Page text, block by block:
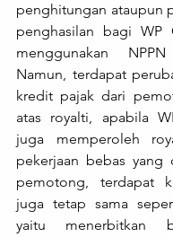
penghitungan ataupun
penghasilan bagi WP
menggunakan
Namun, terdapat
kredit pajak dari
atas royalti, apabila
juga memperoleh
pekerjaan bebas yang
pemotong, terdapat
juga tetap sama
yaitu menerbitkan